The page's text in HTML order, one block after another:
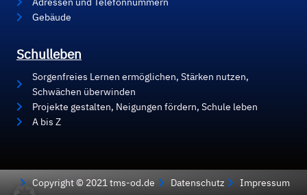
Gebäude
Schulleben
Sorgenfreies Lernen ermöglichen, Stärken nutzen,
Schwächen überwinden
Projekte gestalten, Neigungen fördern, Schule leben
A bis Z
Copyright © 2021 tms-od.de Datenschutz Impressum